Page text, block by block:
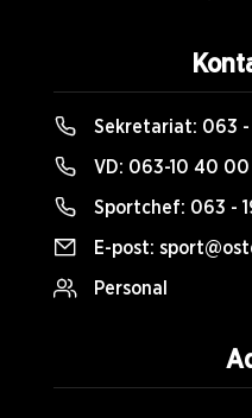
Sekretariat: 063 -
VD: 063-10 40 00
Sportchef: 063 -
E-post:
Personal